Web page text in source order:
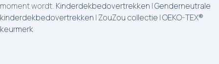
moment wordt. Kinderdekbedovertrekken |Genderneutrale
kinderdekbedovertrekken | ZouZou collectie |OEKO-TEX®
keurmerk